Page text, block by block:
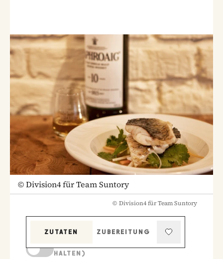
©Division4 für Team Suntory
© Division4 für Team Suntory
ZUTATEN
ZUBEREITUNG
HALTEN)